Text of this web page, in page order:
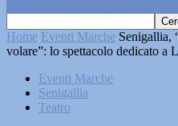
Home Eventi Marche Senigallia,
volare”: lo spettacolo dedicato a
Eventi Marche
Senigallia
Teatro